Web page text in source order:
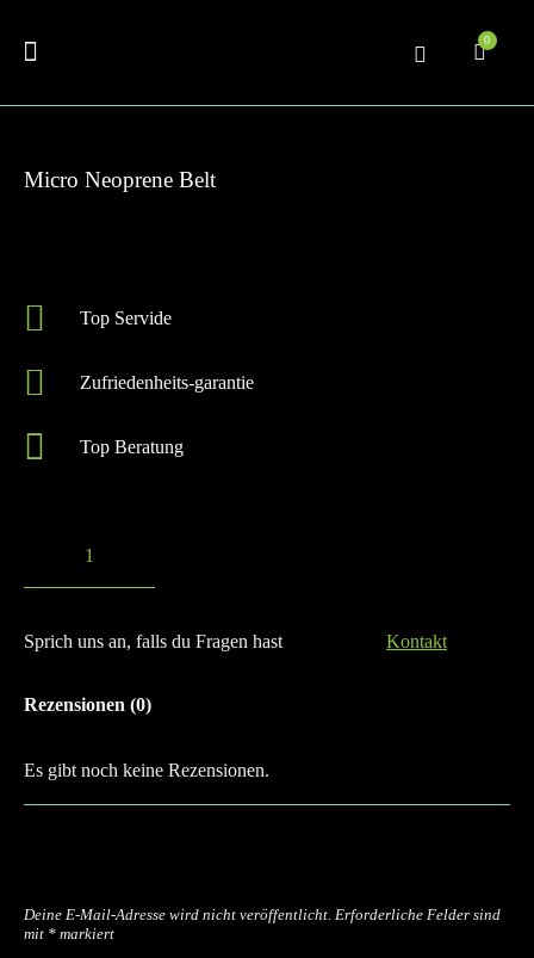
0
Micro Neoprene Belt
Top Servide
Zufriedenheits-garantie
Top Beratung
Sprich uns an, falls du Fragen hast Kontakt
Rezensionen (0)
Es gibt noch keine Rezensionen.
Deine E-Mail-Adresse wird nicht veröffentlicht. Erforderliche Felder sind
mit * markiert